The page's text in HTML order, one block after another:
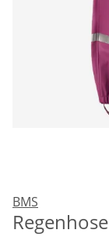
BMS
Regenhose